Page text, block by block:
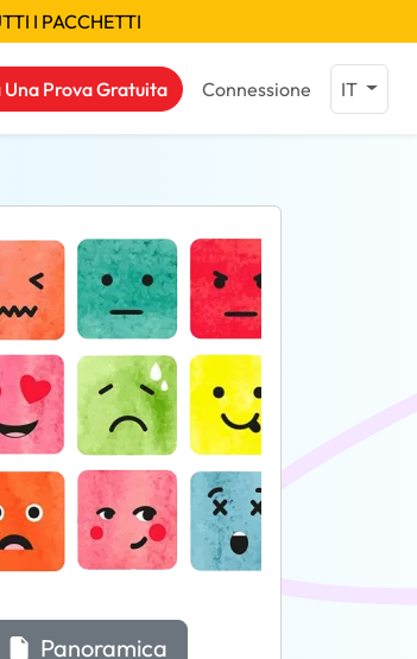
I PACCHETTI
Prova Gratuita Connessione IT
Panoramica